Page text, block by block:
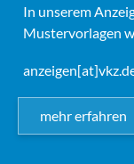
In unserem
Mustervorlagen
mehr erfahren